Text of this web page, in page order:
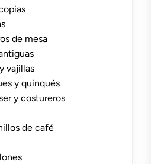
de mesa
vajillas
y quinqués
y costureros
de café